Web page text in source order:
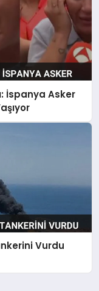
İspanya Asker
Vurdu